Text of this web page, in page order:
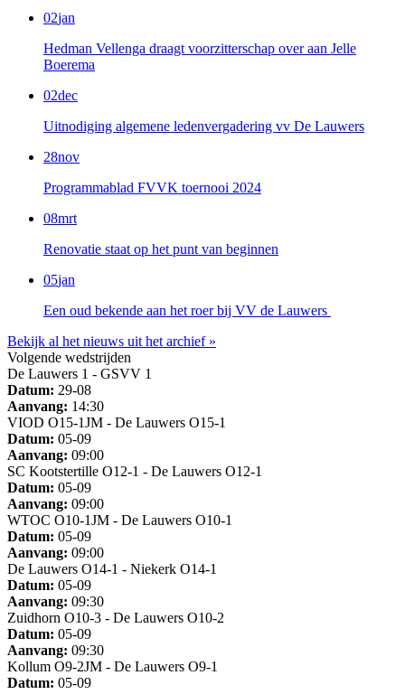
02jan
Hedman Vellenga draagt voorzitterschap over aan Jelle
Boerema
02dec
Uitnodiging algemene ledenvergadering vv De Lauwers
28nov
Programmablad FVVK toernooi 2024
08mrt
Renovatie staat op het punt van beginnen
05jan
Een oud bekende aan het roer bij VV de Lauwers
Bekijk al het nieuws uit het archief »
Volgende wedstrijden
De Lauwers 1 - GSVV 1
Datum: 29-08
Aanvang: 14:30
VIOD O15-1JM - De Lauwers O15-1
Datum: 05-09
Aanvang: 09:00
SC Kootstertille O12-1 - De Lauwers O12-1
Datum: 05-09
Aanvang: 09:00
WTOC O10-1JM - De Lauwers O10-1
Datum: 05-09
Aanvang: 09:00
De Lauwers O14-1 - Niekerk O14-1
Datum: 05-09
Aanvang: 09:30
Zuidhorn O10-3 - De Lauwers O10-2
Datum: 05-09
Aanvang: 09:30
Kollum O9-2JM - De Lauwers O9-1
Datum: 05-09